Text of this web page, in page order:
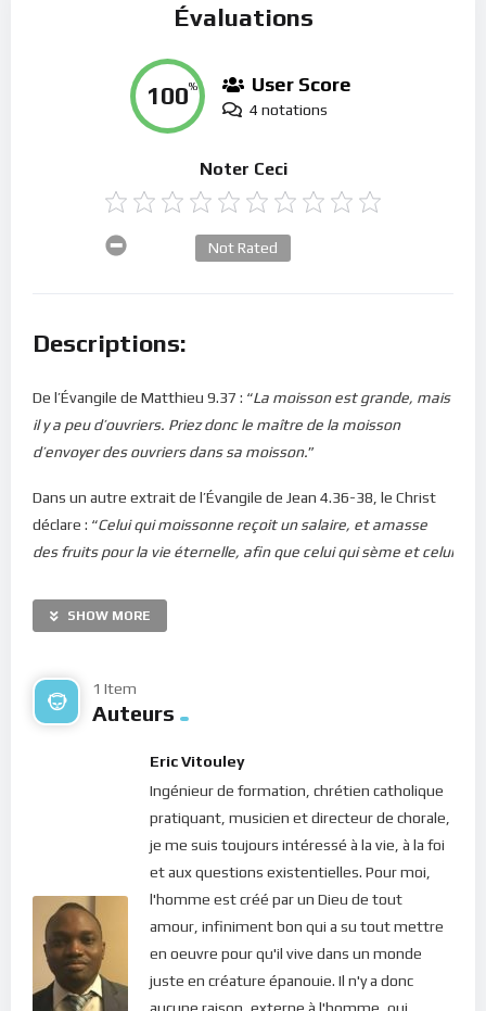
Évaluations
100% User Score
4 notations
Noter Ceci
Not Rated
Descriptions:
De l’Évangile de Matthieu 9.37 : “La moisson est grande, mais
il y a peu d’ouvriers. Priez donc le maître de la moisson
d’envoyer des ouvriers dans sa moisson.”
Dans un autre extrait de l’Évangile de Jean 4.36-38, le Christ
déclare : “Celui qui moissonne reçoit un salaire, et amasse
des fruits pour la vie éternelle, afin que celui qui sème et celui
dit est vrai: Autre est celui qui sème, et autre celui qui
moissonne. Je vous ai envoyés moissonner ce que vous
entrés dans leur travail.
même… Nous avons été envoyé en ce monde. Mais pour
quelle raison ? Pour quel but ? Que signifie “moissonner” et
amasser des fruits pour la vie éternelle” ?
d’énormes bénéfices pour nos existences futures…
Le moins que l’on puisse dire, c’est que depuis que chacun(e)
de nous s’est retrouvé(e) sur cette Terre, nous avons fait des
SHOW MORE
1 Item
Auteurs
Eric Vitouley
Ingénieur de formation, chrétien catholique
pratiquant, musicien et directeur de chorale,
je me suis toujours intéressé à la vie, à la foi
et aux questions existentielles. Pour moi,
l'homme est créé par un Dieu de tout
amour, infiniment bon qui a su tout mettre
en oeuvre pour qu'il vive dans un monde
juste en créature épanouie. Il n'y a donc